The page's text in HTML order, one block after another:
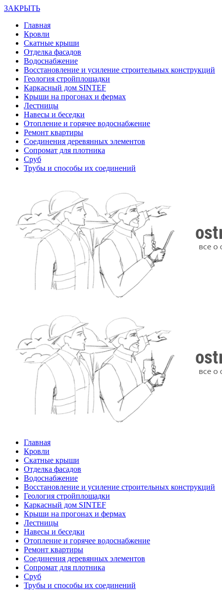
ЗАКРЫТЬ
Главная
Кровли
Скатные крыши
Отделка фасадов
Водоснабжение
Восстановление и усиление строительных конструкций
Геология стройплощадки
Каркасный дом SINTEF
Крыши на прогонах и фермах
Лестницы
Навесы и беседки
Отопление и горячее водоснабжение
Ремонт квартиры
Соединения деревянных элементов
Сопромат для плотника
Сруб
Трубы и способы их соединений
Главная
Кровли
Скатные крыши
Отделка фасадов
Водоснабжение
Восстановление и усиление строительных конструкций
Геология стройплощадки
Каркасный дом SINTEF
Крыши на прогонах и фермах
Лестницы
Навесы и беседки
Отопление и горячее водоснабжение
Ремонт квартиры
Соединения деревянных элементов
Сопромат для плотника
Сруб
Трубы и способы их соединений